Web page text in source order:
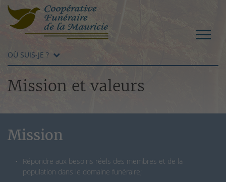
OÙ SUIS-JE ?
Mission et valeurs
Mission
Répondre aux besoins réels des membres et de la
population dans le domaine funéraire;